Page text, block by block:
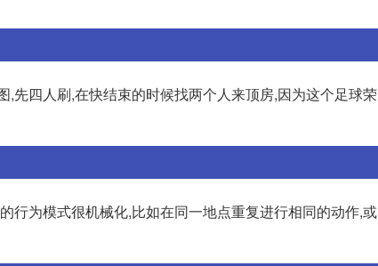
先四人刷,在快结束的时候找两个人来顶房,因为这个足球荣
行为模式很机械化,比如在同一地点重复进行相同的动作,或